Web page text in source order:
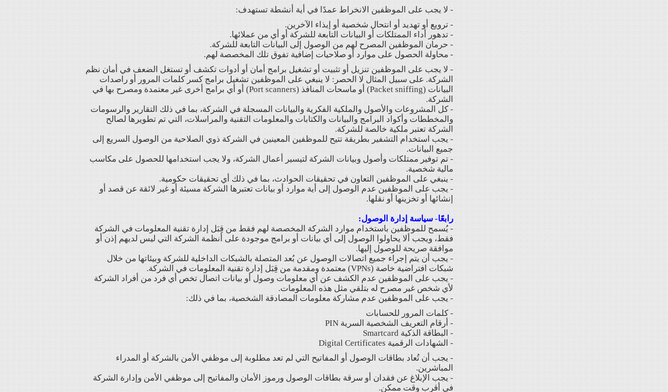
- لا يجب على الموظفين الانخراط عمدًا في أية أنشطة تستهدف:
- ترويع أو تهديد أو انتحال شخصية أو إيذاء الآخرين.
- تدهور أداء الممتلكات أو البيانات التابعة للشركة أو أي من عملائها.
- حرمان الموظفين المصرح لهم من الوصول إلى البيانات التابعة للشركة.
- محاولة الحصول على موارد أو صلاحيات إضافية تفوق تلك المخصصة لهم.
- لا يجب على الموظفين تنزيل أو تثبيت أو تشغيل برامج أمان أو أدوات تكشف أو تستغل الضعف في أمان نظم
الشركة. على سبيل المثال لا الحصر: لا ينبغي على الموظفين تشغيل برامج كسر كلمات المرور أو راصدات
البيانات (Packet sniffing) أو ماسحات المنافذ (Port scanners) أو أي برامج أخرى غير معتمدة ومصرح بها في
الشركة.
- كل المشروعات والأصول والملكية الفكرية والبيانات المسجلة في الشركة، بما في ذلك التقارير والرسومات
والمخططات وأكواد البرامج والبيانات والكتابات والمعلومات التقنية والمراسلات، التي تم تطويرها لصالح
الشركة تعتبر ملكية خالصة للشركة.
- يجب استخدام التشفير بطريقة تتيح للموظفين المعينين في الشركة ذوي الصلاحية من الوصول السريع إلى
جميع البيانات.
- تم توفير ممتلكات وأصول وبيانات الشركة لتيسير أعمال الشركة، ولا يجب استخدامها للحصول على مكاسب
مالية شخصية.
- ينبغي على الموظفين التعاون في تحقيقات الحوادث، بما في ذلك أي تحقيقات حكومية.
- يجب على الموظفين عدم الوصول إلى أية موارد أو بيانات تعتبرها الشركة مسيئة أو غير لائقة عن قصد أو
إنشائها أو تخزينها أو نقلها.
رابعًا- سياسة إدارة الوصول:
- يُسمح للموظفين باستخدام موارد الشركة المخصصة لهم فقط من قِبَل إدارة تقنية المعلومات في الشركة
فقط، ويجب ألا يحاولوا الوصول إلى أي بيانات أو برامج موجودة على أنظمة الشركة التي ليس لديهم إذن أو
موافقة صريحة للوصول إليها.
- يجب أن يتم إجراء جميع اتصالات الوصول عن بُعد المتصلة بالشبكات الداخلية للشركة وبيئاتها من خلال
شبكات افتراضية خاصة (VPNs) معتمدة ومقدمة من قِبَل إدارة تقنية المعلومات في الشركة.
- يجب على الموظفين عدم الكشف عن أي معلومات وصول أو بيانات اتصال تخص أي فرد من أفراد الشركة
لأي شخص غير مصرح له بتلقي مثل هذه المعلومات.
- يجب على الموظفين عدم مشاركة معلومات المصادقة الشخصية، بما في ذلك:
- كلمات المرور للحسابات
- أرقام التعريف الشخصية السرية PIN
- البطاقة الذكية Smartcard
- الشهادات الرقمية Digital Certificates
- يجب أن تُعاد بطاقات الوصول أو المفاتيح التي لم تعد مطلوبة إلى موظفي الأمن بالشركة أو المدراء
المباشرين.
- يجب الإبلاغ عن فقدان أو سرقة بطاقات الوصول ورموز الأمان والمفاتيح إلى موظفي الأمن وإدارة الشركة
في أقرب وقت ممكن.